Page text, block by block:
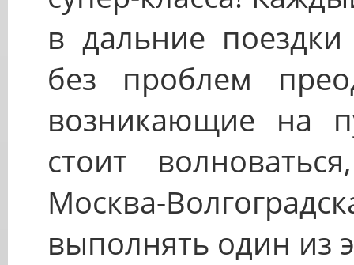
в дальние
без проблем
возникающие на
стоит
Москва-
выполнять один из